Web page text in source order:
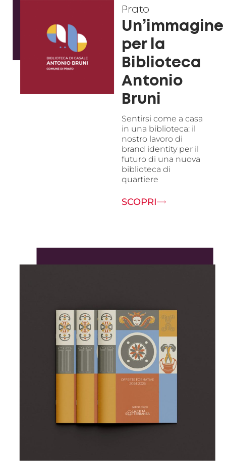
Prato
Un’immagine
per la
Biblioteca
Antonio
Bruni
Sentirsi come a casa
in una biblioteca: il
nostro lavoro di
brand identity per il
futuro di una nuova
biblioteca di
quartiere
SCOPRI